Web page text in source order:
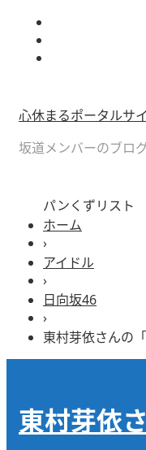
心休まるポータルサ
坂道メンバーのブロ
パンくずリスト
ホーム
›
アイドル
›
日向坂46
›
東村芽依さんの「
東村芽依